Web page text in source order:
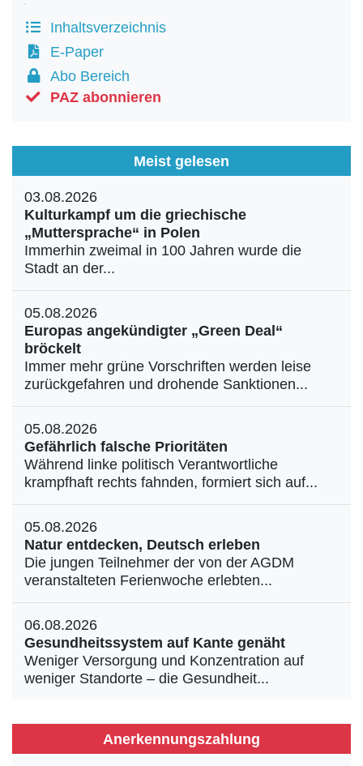
Inhaltsverzeichnis
E-Paper
Abo Bereich
PAZ abonnieren
Meist gelesen
03.08.2026
Kulturkampf um die griechische
„Muttersprache“ in Polen
Immerhin zweimal in 100 Jahren wurde die
Stadt an der...
05.08.2026
Europas angekündigter „Green Deal“
bröckelt
Immer mehr grüne Vorschriften werden leise
zurückgefahren und drohende Sanktionen...
05.08.2026
Gefährlich falsche Prioritäten
Während linke politisch Verantwortliche
krampfhaft rechts fahnden, formiert sich auf...
05.08.2026
Natur entdecken, Deutsch erleben
Die jungen Teilnehmer der von der AGDM
veranstalteten Ferienwoche erlebten...
06.08.2026
Gesundheitssystem auf Kante genäht
Weniger Versorgung und Konzentration auf
weniger Standorte – die Gesundheit...
Anerkennungszahlung